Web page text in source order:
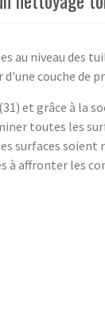
au niveau des
d'une couche de
et grâce à la
toutes les
surfaces soient
à affronter les